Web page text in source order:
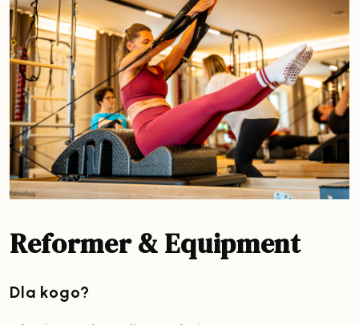
Reformer & Equipment
Dla kogo?